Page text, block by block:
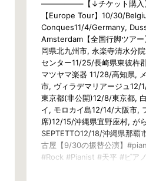
—————–【↓チケット購入
【Europe Tour】10/30/
Conques11/4/Germany,
Amsterdam【全国行脚ツア
岡県北九州市, 永楽寺清水分
センター11/25/長崎県東彼杵
マツヤマ楽器 11/28/高知県,
市, ヴィラデマリアージュ12/
東京都(非公開)12/8/東京都,
イ, モロカイ島12/14/大阪市,
席)12/15/沖縄県宜野座村, が
SEPTETTO12/18/沖縄県那
古屋【9/30の振替公演】
#Rock #Pianist #天平 #ピア